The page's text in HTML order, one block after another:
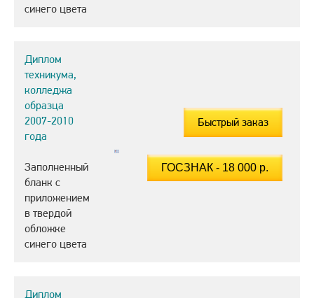
синего цвета
Диплом
техникума,
колледжа
образца
2007-2010
года
Заполненный
бланк с
приложением
в твердой
обложке
синего цвета
Быстрый заказ
Диплом